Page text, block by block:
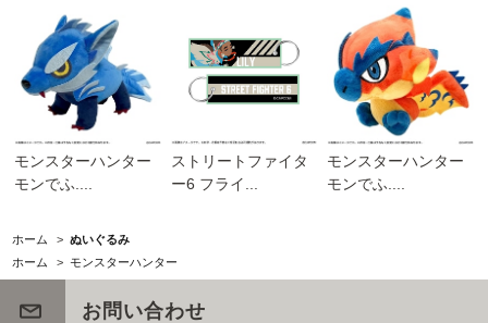
モンスターハンター
モンでふ....
ストリートファイタ
ー6 フライ...
モンスターハンター
モンでふ....
ホーム > ぬいぐるみ
ホーム
> モンスターハンター
お問い合わせ